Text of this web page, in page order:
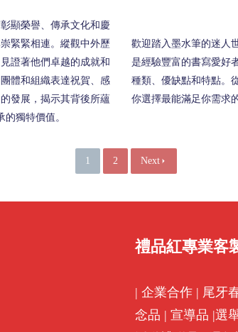
顯榮譽、傳承文化和慶
緊緊相連。縱觀中外歷
證著他們卓越的成就和
體和組織表達祝賀、感
發展，揭示其背後所蘊
獨特價值。
歡迎踏入墨水筆的迷人
是經驗豐富的書寫愛好
種類、優缺點和特點。
你選擇最能滿足你需求
1 2 Next
禮品紅專業客
| 企業合作 | 尾牙
念品 | 宣導品 |選